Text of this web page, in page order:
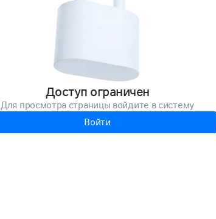
Доступ ограничен
Для просмотра страницы войдите в систему
Войти